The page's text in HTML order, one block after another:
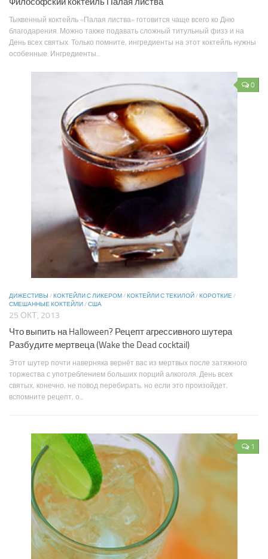
Тыквенный коктейль «Палая листва» готовится чаще всего ко Дню
благодарения. Можно также подавать сложный титульный физз и на
День всех святых. Только помните, ингредиенты на этот коктейль нужны
особенные. Ингредиенты...
0
ДИЖЕСТИВЫ /КОКТЕЙЛИ С ЛИКЕРОМ/КОКТЕЙЛИ С ТЕКИЛОЙ/КОРОТКИЕ/
СМЕШАННЫЕ КОКТЕЙЛИ/США
25 ОКТ, 2013
Что выпить на Halloween? Рецепт агрессивного шутера
Разбудите мертвеца (Wake the Dead cocktail)
Этот шутер почти наверняка вернёт вас из мертвых после затяжного
торжества с употреблением больших порций алкоголя. День всех
святых, конечно, не повод перебирать, но если это произойдет,
вспомните рецепт, о...
1